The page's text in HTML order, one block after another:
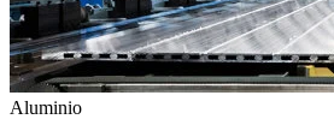
Aluminio